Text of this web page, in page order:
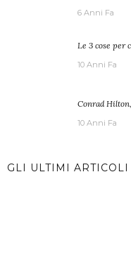
6 Anni Fa
Le 3 cose per
10 Anni Fa
Conrad
10 Anni Fa
GLI ULTIMI ARTICOLI